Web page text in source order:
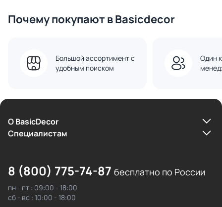
Почему покупают в Basicdecor
Большой ассортимент с
удобным поиском
Один
О BasicDecor
Cпециалистам
8 (800) 775-74-87 бесплатно по России
пн - пт : 09:00 - 18:00
сб - вс : 10:00 - 18:00